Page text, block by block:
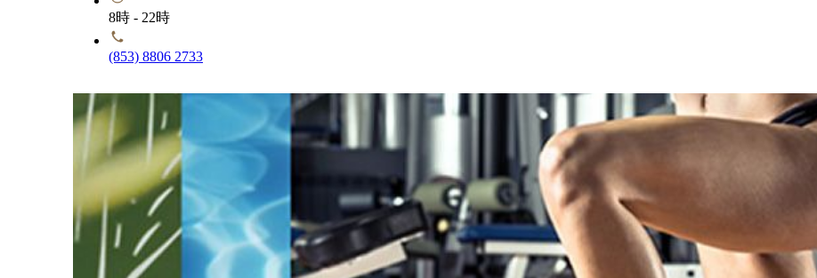
8時 - 22時
(853) 8806 2733
MGM COTAI
Tria バイタリティクラス
健康や目的に合わせた、様々なトレーニングコースやフィットネスクラスをご用意しています。